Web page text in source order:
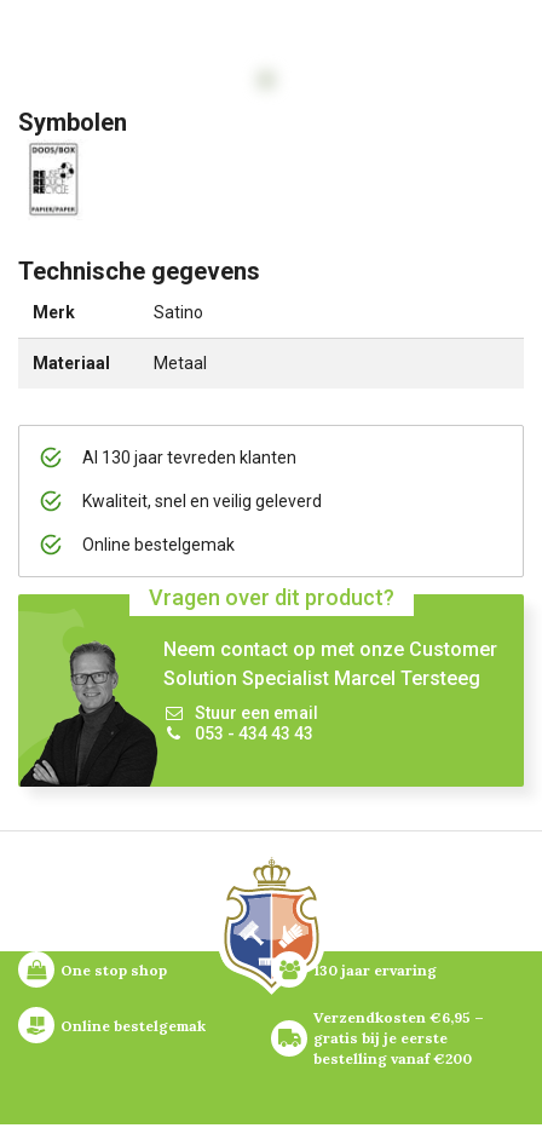
Al 130 jaar tevreden klanten
Kwaliteit, snel en veilig geleverd
Online bestelgemak
Vragen over dit product?
Neem contact op met onze Customer
Solution Specialist Marcel Tersteeg
Stuur een email
053 - 434 43 43
Symbolen
Technische gegevens
Merk Satino
Materiaal Metaal
One stop shop 130 jaar ervaring
Online bestelgemak
Verzendkosten €6,95 –
gratis bij je eerste
bestelling vanaf €200